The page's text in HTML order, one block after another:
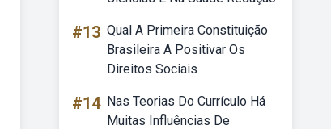
#13 Qual A Primeira Constituição
Brasileira A Positivar Os
Direitos Sociais
#14 Nas Teorias Do Currículo Há
Muitas Influências De